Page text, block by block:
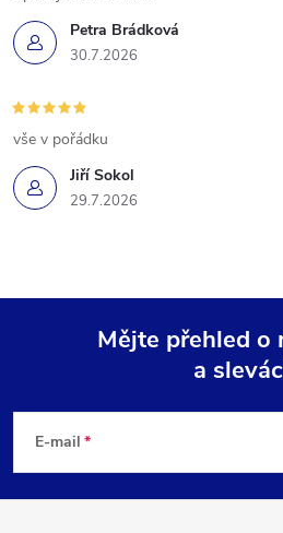
Petra Brádková
30.7.2026
Jiří Sokol
29.7.2026
vše v pořádku
p
Mějte přehled o
a
E-mail